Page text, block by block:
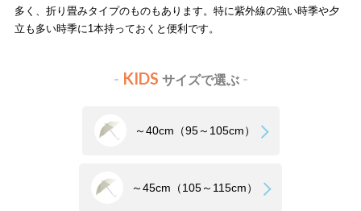
多く、折り畳みタイプのものもあります。特に紫外線の強い時季や夕
立も多い時季に1本持っておくと便利です。
- KIDS サイズで選ぶ-
～40cm（95～105cm）
～45cm（105～115cm）